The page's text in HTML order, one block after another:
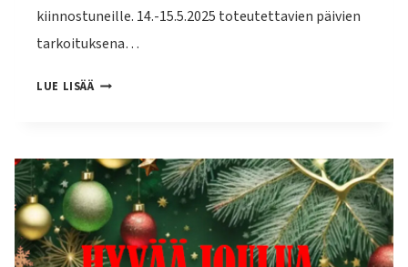
kiinnostuneille. 14.-15.5.2025 toteutettavien päivien
tarkoituksena…
LUE LISÄÄ”LUULOT
LUONNOSSA”
ROPE
RESCUE
TRAINING